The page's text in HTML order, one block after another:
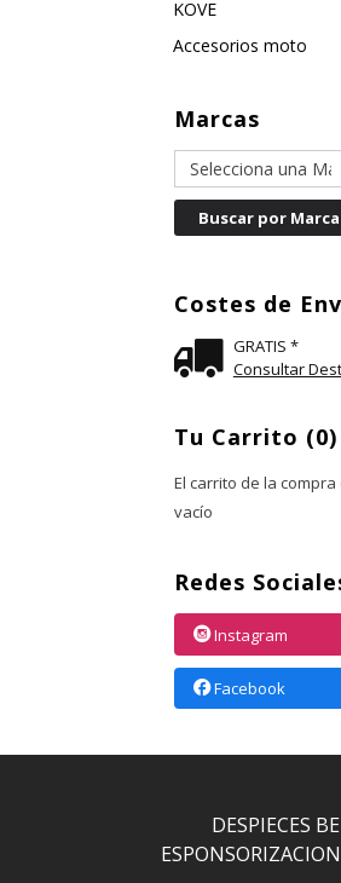
KOVE
Accesorios moto
Marcas
Costes de
GRATIS *
Consultar
Tu Carrito (0)
El carrito de la compra
vacío
Redes
Instagram
Facebook
DESPIECES
ESPONSORIZACION